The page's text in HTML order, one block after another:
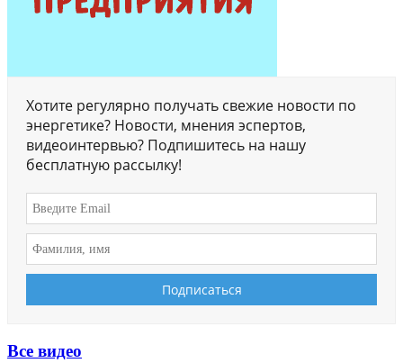
Хотите регулярно получать свежие новости по
энергетике? Новости, мнения эспертов,
видеоинтервью? Подпишитесь на нашу
бесплатную рассылку!
Все видео